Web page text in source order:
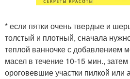
* если пятки очень твердые и
толстый и плотный, сначала
теплой ванночке с добавлением
масел в течение 10-15 мин., затем
ороговевшие участки пилкой или